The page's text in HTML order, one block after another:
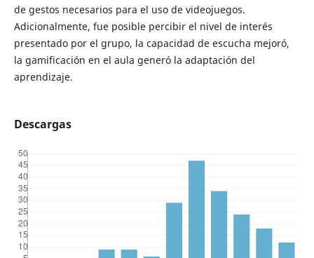
de gestos necesarios para el uso de videojuegos.
Adicionalmente, fue posible percibir el nivel de interés
presentado por el grupo, la capacidad de escucha mejoró,
la gamificación en el aula generó la adaptación del
aprendizaje.
Descargas